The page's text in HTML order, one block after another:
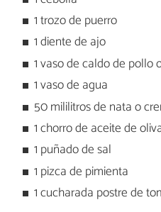
1 trozo de puerro
1 diente de ajo
1 vaso de caldo de pollo
1 vaso de agua
50 mililitros de nata o
1 chorro de aceite de
1 puñado de sal
1 pizca de pimienta
1 cucharada postre de